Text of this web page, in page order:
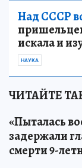
Над СССР
искала и
НАУКА
ЧИТАЙТЕ
«Пыталась
задержали
смерти 9-